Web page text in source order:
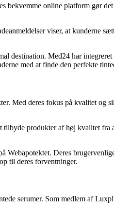
bekvemme online platform gør
viser, at kunderne
destination. Med24 har
med at finde den perfekte
Med deres fokus på kvalitet og
produkter af høj kvalitet fra
Webapotektet. Deres
til deres forventninger.
serumer. Som medlem af